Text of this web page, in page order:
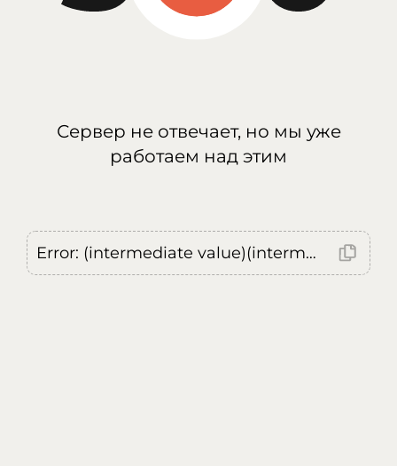
Сервер не отвечает, но мы уже
работаем над этим
Error: (intermediate value)(intermediate value)(intermediate value).replaceAll is not a function